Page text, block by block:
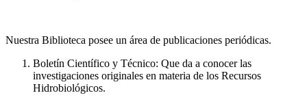
Nuestra Biblioteca posee un área de publicaciones periódicas.
Boletín Científico y Técnico: Que da a conocer las
investigaciones originales en materia de los Recursos
Hidrobiológicos.